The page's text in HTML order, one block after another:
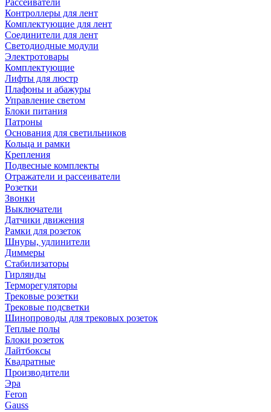
Рассеиватели
Контроллеры для лент
Комплектующие для лент
Соединители для лент
Светодиодные модули
Электротовары
Комплектующие
Лифты для люстр
Плафоны и абажуры
Управление светом
Блоки питания
Патроны
Основания для светильников
Кольца и рамки
Крепления
Подвесные комплекты
Отражатели и рассеиватели
Розетки
Звонки
Выключатели
Датчики движения
Рамки для розеток
Шнуры, удлинители
Диммеры
Стабилизаторы
Гирлянды
Терморегуляторы
Трековые розетки
Трековые подсветки
Шинопроводы для трековых розеток
Теплые полы
Блоки розеток
Лайтбоксы
Квадратные
Производители
Эра
Feron
Gauss